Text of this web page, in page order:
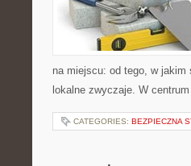
na miejscu: od tego, w
lokalne zwyczaje. W
CATEGORIES: BEZPIECZNA